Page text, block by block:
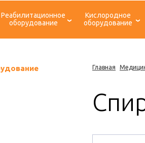
Реабилитационное
оборудование
Кислородное
оборудование
Главная